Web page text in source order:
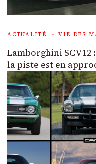
ACTUALITÉ VIE DES
Lamborghini SCV12
la piste est en